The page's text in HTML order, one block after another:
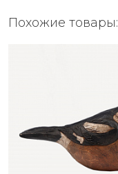
Похожие товары: